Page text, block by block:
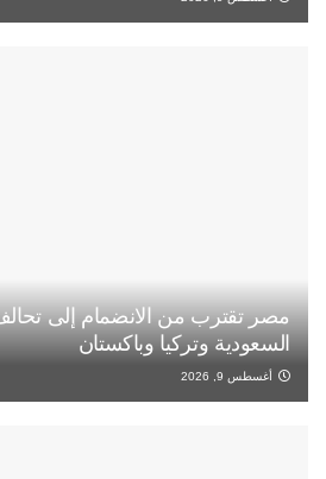
مصر تقترب من الانضمام إلى
السعودية وتركيا وباكستان
أغسطس 9, 2026